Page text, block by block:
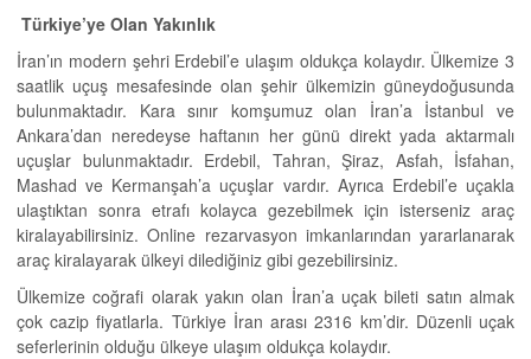
Türkiye’ye Olan Yakınlık
İran’ın modern şehri Erdebil’e ulaşım oldukça kolaydır. Ülkemize 3
saatlik uçuş mesafesinde olan şehir ülkemizin güneydoğusunda
bulunmaktadır. Kara sınır komşumuz olan İran’a İstanbul ve
Ankara’dan neredeyse haftanın her günü direkt yada aktarmalı
uçuşlar bulunmaktadır. Erdebil, Tahran, Şiraz, Asfah, İsfahan,
Mashad ve Kermanşah’a uçuşlar vardır. Ayrıca Erdebil’e uçakla
ulaştıktan sonra etrafı kolayca gezebilmek için isterseniz araç
kiralayabilirsiniz. Online rezarvasyon imkanlarından yararlanarak
araç kiralayarak ülkeyi dilediğiniz gibi gezebilirsiniz.
Ülkemize coğrafi olarak yakın olan İran’a uçak bileti satın almak
çok cazip fiyatlarla. Türkiye İran arası 2316 km’dir. Düzenli uçak
seferlerinin olduğu ülkeye ulaşım oldukça kolaydır.